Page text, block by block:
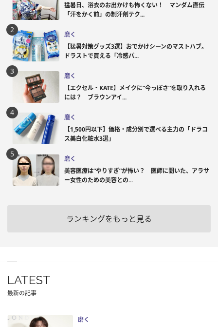
猛暑日、浴衣のお出かけも怖くない！ マンダム直伝
「汗をかく前」の制汗剤テク...
磨く
【猛暑対策グッズ3選】おでかけシーンのマストハブ。
ドラストで買える「冷感パ...
磨く
【エクセル・KATE】メイクに“今っぽさ”を取り入れる
には？ ブラウンアイ...
磨く
【1,500円以下】価格・成分別で選べる主力の「ドラコ
ス美白化粧水3選」
磨く
美容医療は“やりすぎ”が怖い？ 医師に聞いた、アラサ
ー女性のための美容との...
ランキングをもっと見る
LATEST
最新の記事
磨く